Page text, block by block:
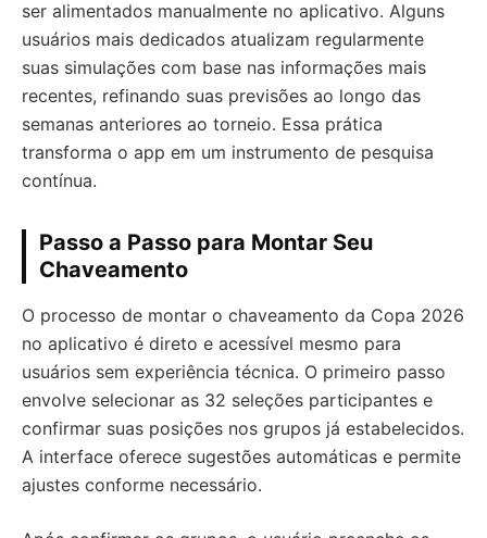
ser alimentados manualmente no aplicativo. Alguns
usuários mais dedicados atualizam regularmente
suas simulações com base nas informações mais
recentes, refinando suas previsões ao longo das
semanas anteriores ao torneio. Essa prática
transforma o app em um instrumento de pesquisa
contínua.
Passo a Passo para Montar Seu
Chaveamento
O processo de montar o chaveamento da Copa 2026
no aplicativo é direto e acessível mesmo para
usuários sem experiência técnica. O primeiro passo
envolve selecionar as 32 seleções participantes e
confirmar suas posições nos grupos já estabelecidos.
A interface oferece sugestões automáticas e permite
ajustes conforme necessário.